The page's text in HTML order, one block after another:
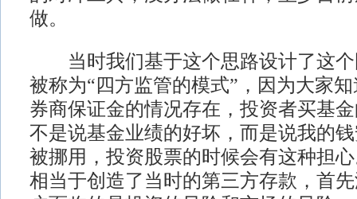
做。
当时我们基于这个思路设计了这个
被称为“四方监管的模式”，因为大家
券商保证金的情况存在，投资者买基
不是说基金业绩的好坏，而是说我的
被挪用，投资股票的时候会有这种担
相当于创造了当时的第三方存款，首